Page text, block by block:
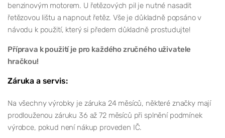
benzinovým motorem. U řetězových pil je nutné nasadit
řetězovou lištu a napnout řetěz. Vše je důkladně popsáno v
návodu k použití, který si předem důkladně prostudujte!
Příprava k použití je pro každého zručného uživatele
hračkou!
Záruka a servis:
Na všechny výrobky je záruka 24 měsíců, některé značky mají
prodlouženou záruku 36 až 72 měsíců při splnění podmínek
výrobce, pokud není nákup proveden IČ.